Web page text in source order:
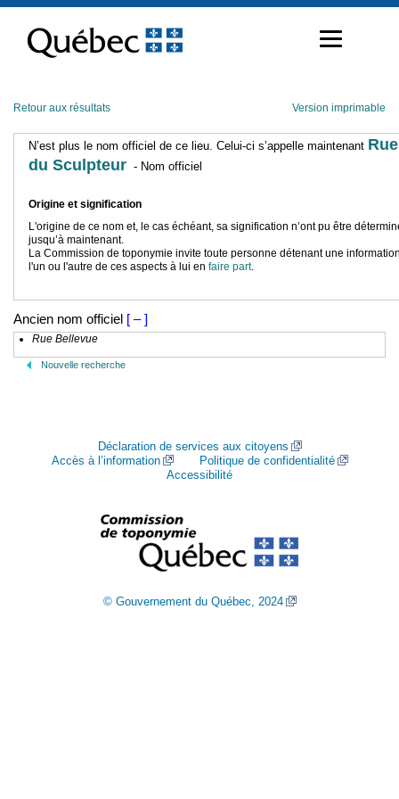
contenu
Retour aux résultats Version imprimable
N’est plus le nom officiel de ce lieu. Celui-ci s’appelle maintenant Rue
du Sculpteur - Nom officiel
Origine et signification
L'origine de ce nom et, le cas échéant, sa signification n’ont pu être
jusqu’à maintenant.
La Commission de toponymie invite toute personne détenant une
l'un ou l'autre de ces aspects à lui en faire part.
Ancien nom officiel [ – ]
Rue Bellevue
Nouvelle recherche
Déclaration de services aux citoyens
Accès à l’information
Politique de confidentialité
Accessibilité
© Gouvernement du Québec, 2024